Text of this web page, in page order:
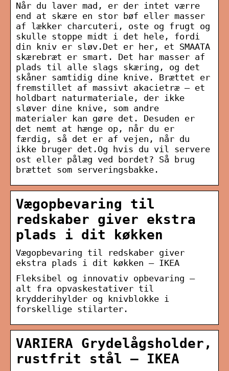
Når du laver mad, er der intet værre
end at skære en stor bøf eller masser
af lækker charcuteri, oste og frugt og
skulle stoppe midt i det hele, fordi
din kniv er sløv.Det er her, et SMAATA
skærebræt er smart. Det har masser af
plads til alle slags skæring, og det
skåner samtidig dine knive. Brættet er
fremstillet af massivt akacietræ – et
holdbart naturmateriale, der ikke
sløver dine knive, som andre
materialer kan gøre det. Desuden er
det nemt at hænge op, når du er
færdig, så det er af vejen, når du
ikke bruger det.Og hvis du vil servere
ost eller pålæg ved bordet? Så brug
brættet som serveringsbakke.
Vægopbevaring til
redskaber giver ekstra
plads i dit køkken
Vægopbevaring til redskaber giver
ekstra plads i dit køkken – IKEA
Fleksibel og innovativ opbevaring –
alt fra opvaskestativer til
krydderihylder og knivblokke i
forskellige stilarter.
VARIERA Grydelågsholder,
rustfrit stål – IKEA